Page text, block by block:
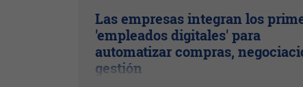
Las empresas integran los
'empleados digitales' para
automatizar compras,
gestión